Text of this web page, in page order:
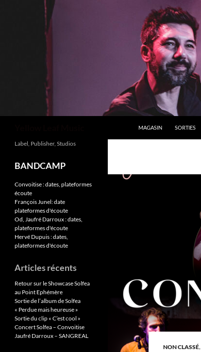
MAGASIN
SORTIES
NON CLASSÉ,
Label, Publisher, Studios
BANDCAMP
Convoitise : dates, plateformes
écoute
François Junel: date
plateformes d'écoute
Od, Jaufré Darroux : dates,
plateformes d'écoute
Hervé Dupuis : dates,
plateformes d'écoute
Articles récents
Retour sur le Showcase Solfea
au Point Ephémère
Sortie de l’album de Solfea
« Perdue mais heureuse »
Sortie du clip « C’est cool »
Concert Solfea – Convoitise
Jaufré Darroux – SANGREAL